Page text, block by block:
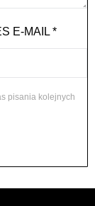
E-MAIL*
pisania kolejnych